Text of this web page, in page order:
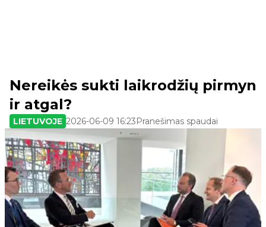
Nereikės sukti laikrodžių pirmyn
ir atgal?
LIETUVOJE 2026-06-09 16:23Pranešimas spaudai